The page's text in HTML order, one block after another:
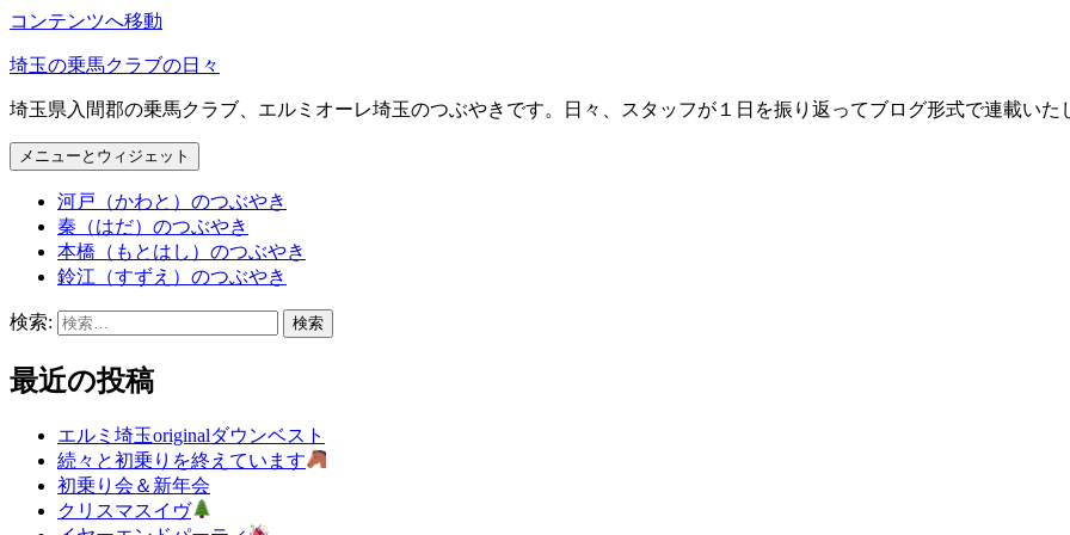
コンテンツへ移動
埼玉の乗馬クラブの日々
埼玉県入間郡の乗馬クラブ、エルミオーレ埼玉のつぶやきです。日々、スタッフが１日を振り返ってブログ形式で連載いた
メニューとウィジェット
河戸（かわと）のつぶやき
秦（はだ）のつぶやき
本橋（もとはし）のつぶやき
鈴江（すずえ）のつぶやき
検索:
最近の投稿
エルミ埼玉originalダウンベスト
続々と初乗りを終えています
初乗り会＆新年会
クリスマスイヴ